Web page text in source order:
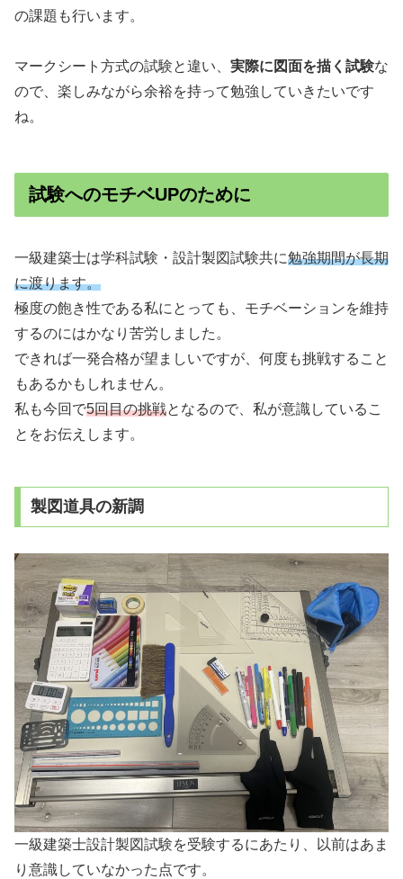
の課題も行います。
マークシート方式の試験と違い、 実際に図面を描く試験な
ので、楽しみながら余裕を持って勉強していきたいです
ね。
試験へのモチベUPのために
一級建築士は学科試験・設計製図試験共に勉強期間が長期
に渡ります。
極度の飽き性である私にとっても、モチベーションを維持
するのにはかなり苦労しました。
できれば一発合格が望ましいですが、何度も挑戦すること
もあるかもしれません。
私も今回で5回目の挑戦となるので、私が意識しているこ
とをお伝えします。
製図道具の新調
一級建築士設計製図試験を受験するにあたり、以前はあま
り意識していなかった点です。